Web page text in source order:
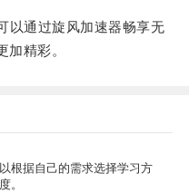
通过旋风加速器畅享无
加精彩。
根据自己的需求选择学习方
。